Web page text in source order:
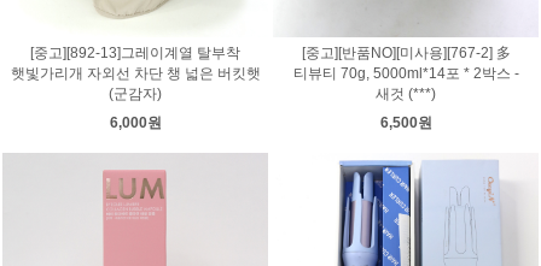
[중고][892-13]그레이계열 탈부착
햇빛가리개 자외선 차단 챙 넓은 버킷햇
(군감자)
6,000원
[중고][반품NO][미사용][767-2] 多
티뷰티 70g, 5000ml*14포 * 2박스 -
새것 (***)
6,500원